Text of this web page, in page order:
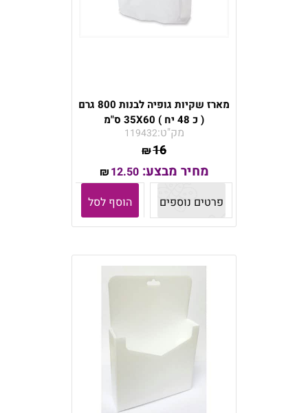
מארז שקיות גופיה לבנות 800 גרם
( כ 48 יח ) 35X60 ס"מ
מק"ט:119432
₪16
מחיר מבצע: ₪12.50
פרטים נוספים
הוסף לסל